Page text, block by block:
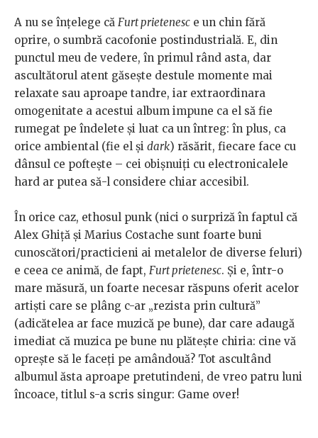
A nu se înțelege că Furt prietenesc e un chin fără
oprire, o sumbră cacofonie postindustrială. E, din
punctul meu de vedere, în primul rând asta, dar
ascultătorul atent găsește destule momente mai
relaxate sau aproape tandre, iar extraordinara
omogenitate a acestui album impune ca el să fie
rumegat pe îndelete și luat ca un întreg: în plus, ca
orice ambiental (fie el și dark) răsărit, fiecare face cu
dânsul ce poftește – cei obișnuiți cu electronicalele
hard ar putea să-l considere chiar accesibil.
În orice caz, ethosul punk (nici o surpriză în faptul că
Alex Ghiță și Marius Costache sunt foarte buni
cunoscători/practicieni ai metalelor de diverse feluri)
e ceea ce animă, de fapt, Furt prietenesc. Și e, într-o
mare măsură, un foarte necesar răspuns oferit acelor
artiști care se plâng c-ar „rezista prin cultură”
(adicătelea ar face muzică pe bune), dar care adaugă
imediat că muzica pe bune nu plătește chiria: cine vă
oprește să le faceți pe amândouă? Tot ascultând
albumul ăsta aproape pretutindeni, de vreo patru luni
încoace, titlul s-a scris singur: Game over!